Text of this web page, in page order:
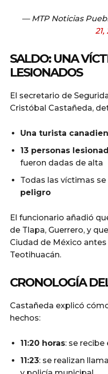
— MTP Noticias
21,
SALDO: UNA
LESIONADOS
El secretario de
Cristóbal Castañeda,
Una turista
13 personas
fueron dadas de alta
Todas las víctimas
peligro
El funcionario añadió
de Tlapa, Guerrero, y
Ciudad de México
Teotihuacán.
CRONOLOGÍA
Castañeda explicó
hechos:
11:20 horas: se
11:23: se realizan